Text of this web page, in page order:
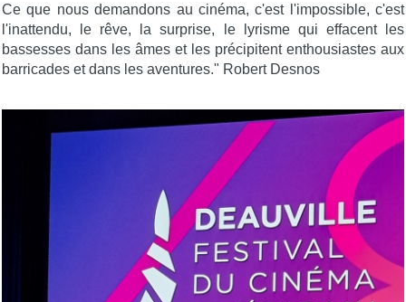
Ce que nous demandons au cinéma, c'est l'impossible, c'est
l'inattendu, le rêve, la surprise, le lyrisme qui effacent les
bassesses dans les âmes et les précipitent enthousiastes aux
barricades et dans les aventures." Robert Desnos